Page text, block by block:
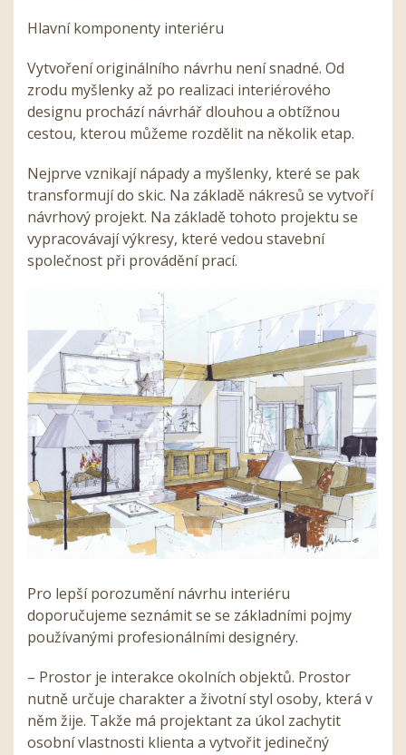
Hlavní komponenty interiéru
Vytvoření originálního návrhu není snadné. Od
zrodu myšlenky až po realizaci interiérového
designu prochází návrhář dlouhou a obtížnou
cestou, kterou můžeme rozdělit na několik etap.
Nejprve vznikají nápady a myšlenky, které se pak
transformují do skic. Na základě nákresů se vytvoří
návrhový projekt. Na základě tohoto projektu se
vypracovávají výkresy, které vedou stavební
společnost při provádění prací.
Pro lepší porozumění návrhu interiéru
doporučujeme seznámit se se základními pojmy
používanými profesionálními designéry.
– Prostor je interakce okolních objektů. Prostor
nutně určuje charakter a životní styl osoby, která v
něm žije. Takže má projektant za úkol zachytit
osobní vlastnosti klienta a vytvořit jedinečný